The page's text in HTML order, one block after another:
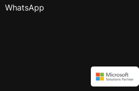
WhatsApp